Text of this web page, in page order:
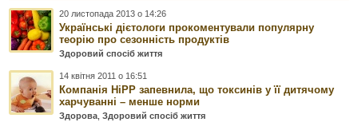
20 листопада 2013 о 14:26
Українські дієтологи прокоментували популярну
теорію про сезонність продуктів
Здоровий спосіб життя
14 квітня 2011 о 16:51
Компанія HiPP запевнила, що токсинів у її дитячому
харчуванні – менше норми
Здорова ,Здоровий спосіб життя